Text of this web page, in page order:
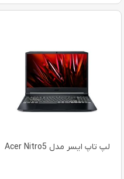
لپ تاپ ایسر مدل Acer Nitro5